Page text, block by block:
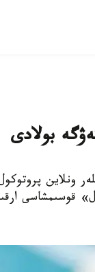
بولادى
ونلاين
قوسىمشاسى